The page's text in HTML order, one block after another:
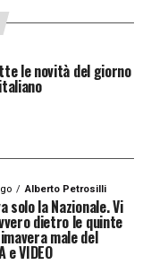
le novità del giorno
Alberto Petrosilli
solo la Nazionale. Vi
dietro le quinte
male del
e VIDEO